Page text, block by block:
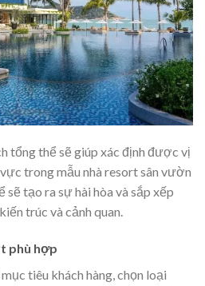
tổng thể sẽ giúp xác định được vị
trong mẫu nhà resort sân vườn
sẽ tạo ra sự hài hòa và sắp xếp
trúc và cảnh quan.
phù hợp
tiêu khách hàng, chọn loại